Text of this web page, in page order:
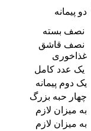
دو پیمانه
نصف بسته
نصف قاشق
غذاخوری
یک عدد کامل
یک‌ دوم پیمانه
چهار حبه بزرگ
به میزان لازم
به میزان لازم